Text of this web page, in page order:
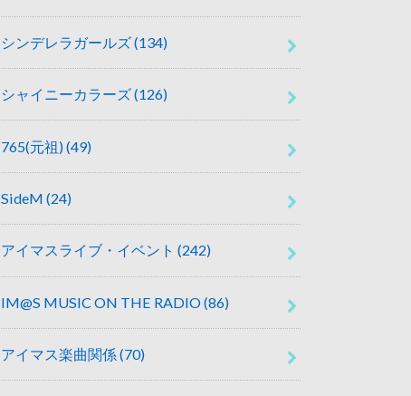
シンデレラガールズ(134)
シャイニーカラーズ(126)
765(元祖)(49)
SideM (24)
アイマスライブ・イベント (242)
IM@S MUSIC ON THE RADIO(86)
アイマス楽曲関係(70)